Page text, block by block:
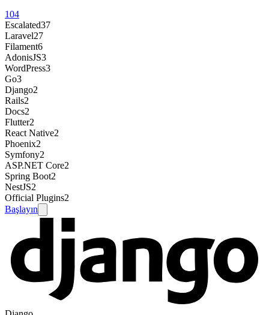
104
Escalated37
Laravel27
Filament6
AdonisJS3
WordPress3
Go3
Django2
Rails2
Docs2
Flutter2
React Native2
Phoenix2
Symfony2
ASP.NET Core2
Spring Boot2
NestJS2
Official Plugins2
Başlayın